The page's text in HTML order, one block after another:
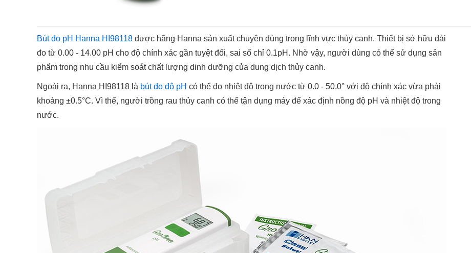
Bút đo pH Hanna HI98118 được hãng Hanna sản xuất chuyên dùng trong lĩnh vực thủy canh. Thiết bị sở hữu dải
đo từ 0.00 - 14.00 pH cho độ chính xác gần tuyệt đối, sai số chỉ 0.1pH. Nhờ vậy, người dùng có thể sử dụng sản
phẩm trong nhu cầu kiểm soát chất lượng dinh dưỡng của dung dịch thủy canh.
Ngoài ra, Hanna HI98118 là bút đo độ pH có thể đo nhiệt độ trong nước từ 0.0 - 50.0° với độ chính xác vừa phải
khoảng ±0.5°C. Vì thế, người trồng rau thủy canh có thể tận dụng máy để xác định nồng độ pH và nhiệt độ trong
nước.